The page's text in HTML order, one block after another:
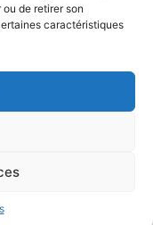
de retirer son
caractéristiques
Photographie